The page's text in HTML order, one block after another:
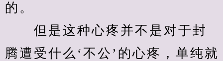
的。
但是这种心疼并不是对于封
腾遭受什么‘不公’的心疼，单纯就